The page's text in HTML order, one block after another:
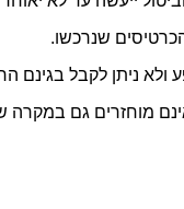
לתנאי השימוש באתר, דמי